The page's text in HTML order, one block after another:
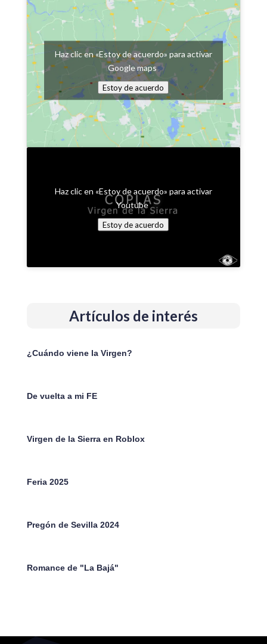
Haz clic en «Estoy de acuerdo» para activar
Google maps
Estoy de acuerdo
Haz clic en «Estoy de acuerdo» para activar
Youtube
Estoy de acuerdo
Artículos de interés
¿Cuándo viene la Virgen?
De vuelta a mi FE
Virgen de la Sierra en Roblox
Feria 2025
Pregón de Sevilla 2024
Romance de "La Bajá"